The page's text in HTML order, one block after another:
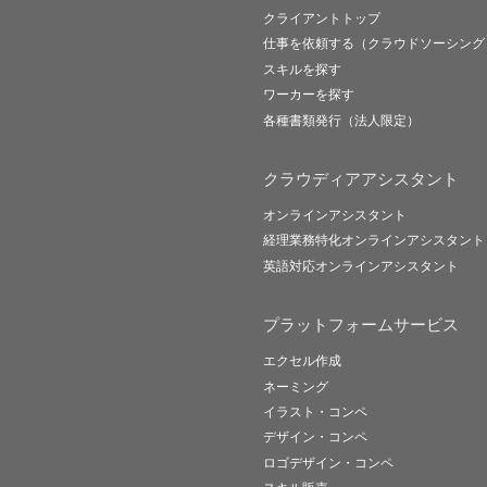
クライアントトップ
仕事を依頼する（クラウドソーシング
スキルを探す
ワーカーを探す
各種書類発行（法人限定）
クラウディアアシスタント
オンラインアシスタント
経理業務特化オンラインアシスタント
英語対応オンラインアシスタント
プラットフォームサービス
エクセル作成
ネーミング
イラスト・コンペ
デザイン・コンペ
ロゴデザイン・コンペ